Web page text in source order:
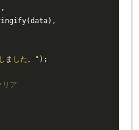
,
ました。" );
ア